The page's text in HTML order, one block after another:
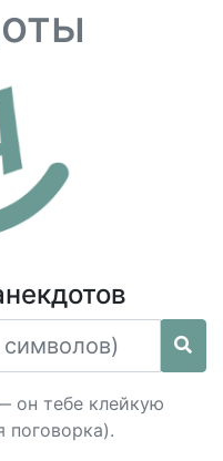
он тебе клейкую
поговорка).